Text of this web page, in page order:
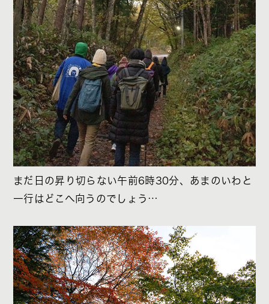
まだ日の昇り切らない午前6時30分、あまのいわと
一行はどこへ向うのでしょう…